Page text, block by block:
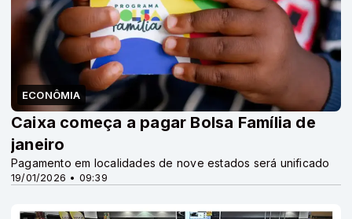
ECONÔMIA
19/01/2026 • 09:39
Caixa começa a pagar Bolsa Família de
janeiro
Pagamento em localidades de nove estados será unificado